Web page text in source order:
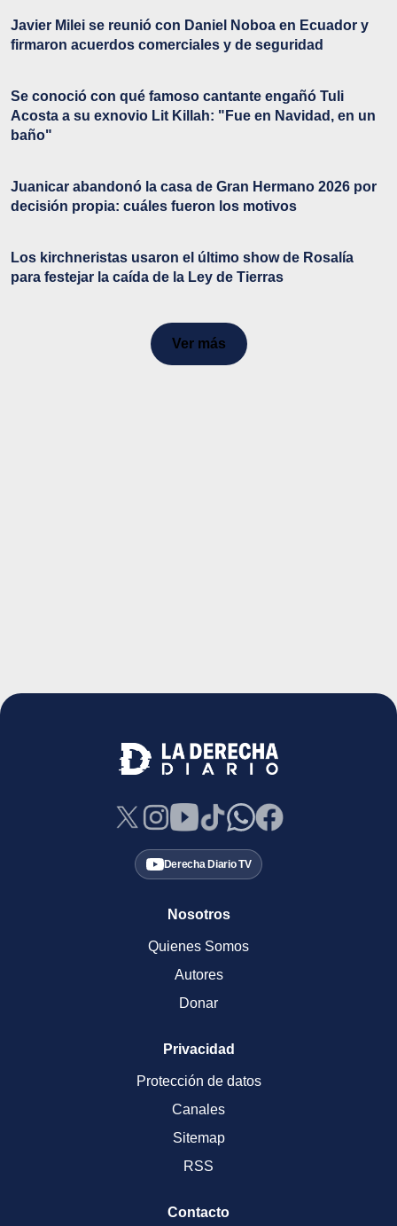
Javier Milei se reunió con Daniel Noboa en Ecuador y
firmaron acuerdos comerciales y de seguridad
Se conoció con qué famoso cantante engañó Tuli
Acosta a su exnovio Lit Killah: "Fue en Navidad, en un
baño"
Juanicar abandonó la casa de Gran Hermano 2026 por
decisión propia: cuáles fueron los motivos
Los kirchneristas usaron el último show de Rosalía
para festejar la caída de la Ley de Tierras
Ver más
Derecha Diario TV
Nosotros
Quienes Somos
Autores
Donar
Privacidad
Protección de datos
Canales
Sitemap
RSS
Contacto